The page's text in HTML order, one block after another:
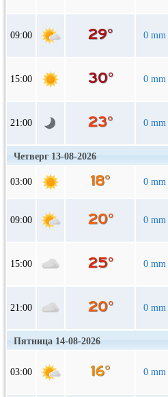
09:00 0 mm
15:00 0 mm
21:00 0 mm
Четверг 13-08-2026
03:00 0 mm
09:00 0 mm
15:00 0 mm
21:00 0 mm
Пятница 14-08-2026
03:00 0 mm